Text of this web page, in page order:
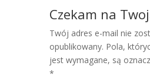
Czekam na
Twój adres e-mail nie
opublikowany. Pola,
jest wymagane, są
*